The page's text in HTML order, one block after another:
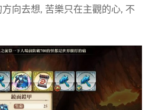
向去想, 苦樂只在主觀的心, 不